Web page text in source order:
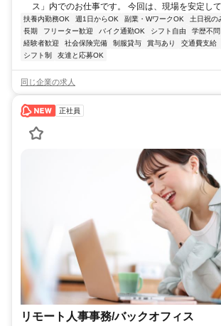
ス」内でのお仕事です。 今回は、現場を安定して
扶養内勤務OK 週1日からOK 副業・WワークOK 土日祝の
長期
フリーター歓迎 バイク通勤OK シフト自由 学歴不問
経験者歓迎
社会保険完備 制服貸与 賞与あり 交通費支給
シフト制
友達と応募OK
同じ企業の求人
正社員
リモート人事事務/バックオフィス